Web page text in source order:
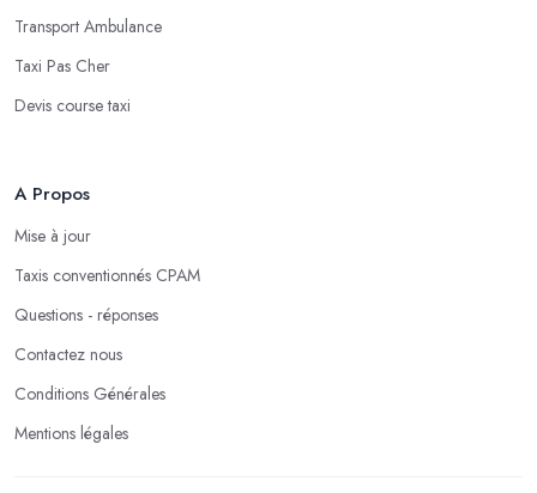
Transport Ambulance
Taxi Pas Cher
Devis course taxi
A Propos
Mise à jour
Taxis conventionnés CPAM
Questions - réponses
Contactez nous
Conditions Générales
Mentions légales